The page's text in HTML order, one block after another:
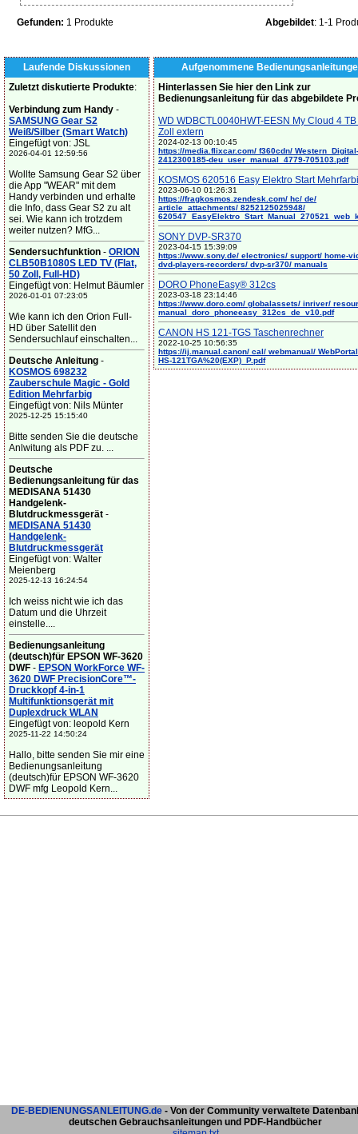
Gefunden: 1 Produkte Abgebildet: 1-1
Laufende Diskussionen
Zuletzt diskutierte Produkte:
Verbindung zum Handy -
SAMSUNG Gear S2
Weiß/Silber (Smart Watch)
Eingefügt von: JSL
2026-04-01 12:59:56
Wollte Samsung Gear S2 über
die App "WEAR" mit dem
Handy verbinden und erhalte
die Info, dass Gear S2 zu alt
sei. Wie kann ich trotzdem
weiter nutzen? MfG...
Sendersuchfunktion - ORION
CLB50B1080S LED TV (Flat,
50 Zoll, Full-HD)
Eingefügt von: Helmut Bäumler
2026-01-01 07:23:05
Wie kann ich den Orion Full-
HD über Satellit den
Sendersuchlauf einschalten...
Deutsche Anleitung -
KOSMOS 698232
Zauberschule Magic - Gold
Edition Mehrfarbig
Eingefügt von: Nils Münter
2025-12-25 15:15:40
Bitte senden Sie die deutsche
Anlwitung als PDF zu. ...
Deutsche
Bedienungsanleitung für das
MEDISANA 51430
Handgelenk-
Blutdruckmessgerät -
MEDISANA 51430
Handgelenk-
Blutdruckmessgerät
Eingefügt von: Walter
Meienberg
2025-12-13 16:24:54
Ich weiss nicht wie ich das
Datum und die Uhrzeit
einstelle....
Bedienungsanleitung
(deutsch)für EPSON WF-3620
DWF - EPSON WorkForce WF-
3620 DWF PrecisionCore™-
Druckkopf 4-in-1
Multifunktionsgerät mit
Duplexdruck WLAN
Eingefügt von: leopold Kern
2025-11-22 14:50:24
Hallo, bitte senden Sie mir eine
Bedienungsanleitung
(deutsch)für EPSON WF-3620
DWF mfg Leopold Kern...
Aufgenommene
Hinterlassen Sie hier den Link zur
Bedienungsanleitung für das abgebildete
WD WDBCTL0040HWT-EESN My Cloud 4
Zoll extern
2024-02-13 00:10:45
https://media.flixcar.com/ f360cdn/ Western_Digital-
2412300185-deu_user_manual_4779-705103.pdf
KOSMOS 620516 Easy Elektro Start
2023-06-10 01:26:31
https://fragkosmos.zendesk.com/ hc/ de/
article_attachments/ 8252125025948/
SONY DVP-SR370
2023-04-15 15:39:09
https://www.sony.de/ electronics/ support/ home-
dvd-players-recorders/ dvp-sr370/ manuals
DORO PhoneEasy® 312cs
2023-03-18 23:14:46
https://www.doro.com/ globalassets/ inriver/
manual_doro_phoneeasy_312cs_de_v10.pdf
CANON HS 121-TGS Taschenrechner
2022-10-25 10:56:35
https://ij.manual.canon/ cal/ webmanual/
HS-121TGA%20(EXP)_P.pdf
DE-BEDIENUNGSANLEITUNG.de - Von der Community verwaltete
deutschen Gebrauchsanleitungen und PDF-Handbücher